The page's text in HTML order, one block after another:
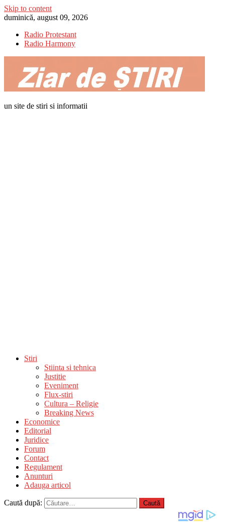
Skip to content
duminică, august 09, 2026
Radio Protestant
Radio Harmony
un site de stiri si informatii
Stiri
Stiinta si tehnica
Justitie
Eveniment
Flux-stiri
Cultura – Religie
Breaking News
Economice
Editorial
Juridice
Forum
Contact
Regulament
Anunturi
Adauga articol
Caută după: